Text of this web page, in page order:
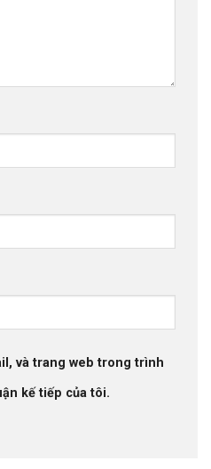
và trang web trong trình
kế tiếp của tôi.